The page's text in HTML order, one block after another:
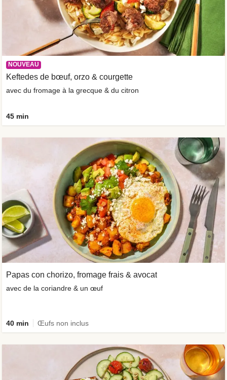
NOUVEAU
Keftedes de bœuf, orzo & courgette
avec du fromage à la grecque & du citron
45 min
Papas con chorizo, fromage frais & avocat
avec de la coriandre & un œuf
40 min Œufs non inclus